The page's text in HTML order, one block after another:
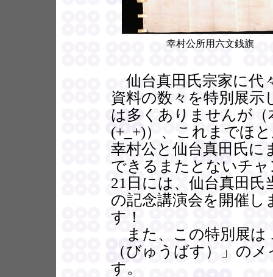
幸村公所用六文銭旗
仙台真田氏宗家に代
資料の数々を特別展示
は多くありませんが
(+_+)）、これまでほ
幸村公と仙台真田氏に
できるまたとないチ
21日には、仙台真田氏
の記念講演会を開催
す！
また、この特別展は
（びゅうばす）」の
す。